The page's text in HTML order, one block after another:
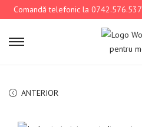
Comandă telefonic la 0742.576.537
ANTERIOR